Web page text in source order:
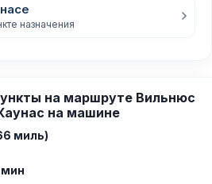
назначения
на маршруте Вильнюс
на машине
миль)
мин